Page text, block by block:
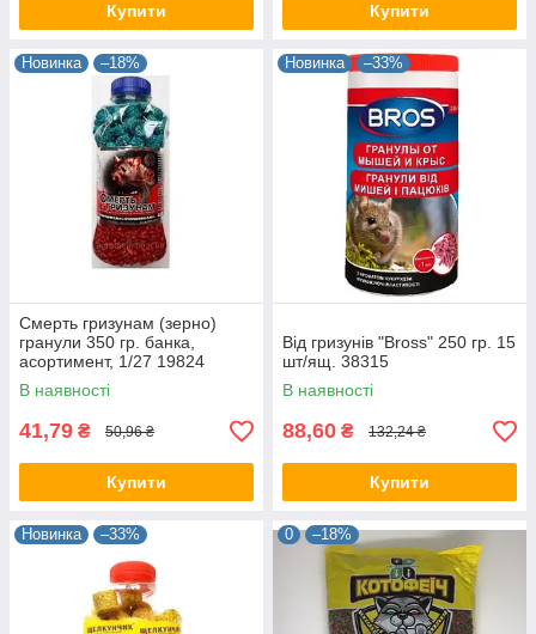
Купити Купити
Новинка –18%
Смерть гризунам (зерно)
гранули 350 гр. банка,
асортимент, 1/27 19824
В наявності
41,79 ₴ 50,96 ₴
Купити
Новинка –33%
Від гризунів "Bross" 250 гр. 15
шт/ящ. 38315
В наявності
88,60 ₴ 132,24 ₴
Купити
Новинка –33% 0 –18%